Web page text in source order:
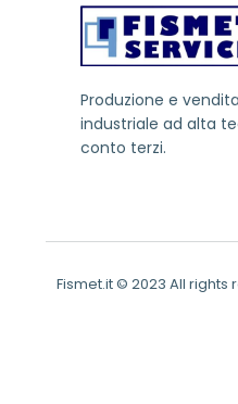
Produzione e
industriale ad alta
conto terzi.
Fismet.it © 2023 All rights